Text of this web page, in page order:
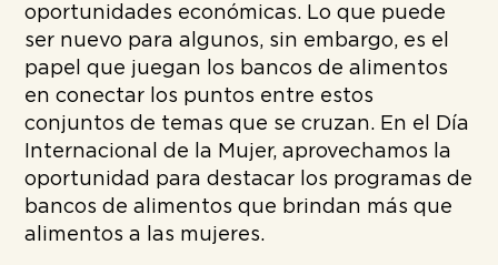
oportunidades económicas. Lo que puede
ser nuevo para algunos, sin embargo, es el
papel que juegan los bancos de alimentos
en conectar los puntos entre estos
conjuntos de temas que se cruzan. En el Día
Internacional de la Mujer, aprovechamos la
oportunidad para destacar los programas de
bancos de alimentos que brindan más que
alimentos a las mujeres.